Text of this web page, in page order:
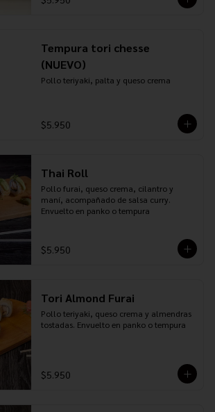
Tempura tori chesse
(NUEVO)
Pollo teriyaki, palta y queso crema
$5.950
Thai Roll
Pollo furai, queso crema, cilantro y
maní, acompañado de salsa curry.
Envuelto en panko o tempura
$5.950
Tori Almond Furai
Pollo teriyaki, queso crema y almendras
tostadas. Envuelto en panko o tempura
$5.950